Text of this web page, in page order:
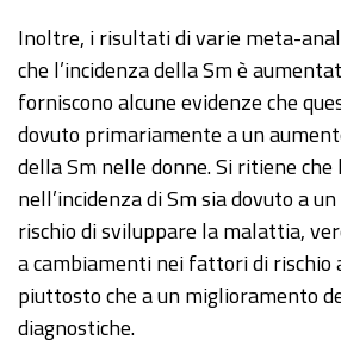
Inoltre, i risultati di varie meta-
che l’incidenza della Sm è
forniscono alcune evidenze che
dovuto primariamente a un
della Sm nelle donne. Si ritiene che
nell’incidenza di Sm sia dovuto a
rischio di sviluppare la malattia,
a cambiamenti nei fattori di rischio
piuttosto che a un miglioramento
diagnostiche.